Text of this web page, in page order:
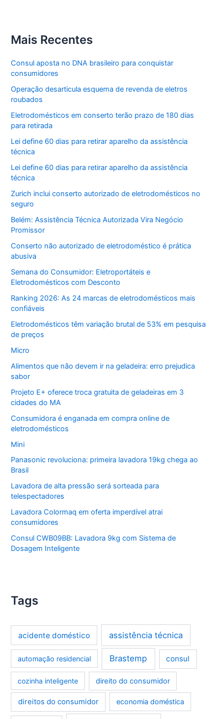
Mais Recentes
Consul aposta no DNA brasileiro para conquistar
consumidores
Operação desarticula esquema de revenda de eletros
roubados
Eletrodomésticos em conserto terão prazo de 180 dias
para retirada
Lei define 60 dias para retirar aparelho da assistência
técnica
Lei define 60 dias para retirar aparelho da assistência
técnica
Zurich inclui conserto autorizado de eletrodomésticos no
seguro
Belém: Assistência Técnica Autorizada Vira Negócio
Promissor
Conserto não autorizado de eletrodoméstico é prática
abusiva
Semana do Consumidor: Eletroportáteis e
Eletrodomésticos com Desconto
Ranking 2026: As 24 marcas de eletrodomésticos mais
confiáveis
Eletrodomésticos têm variação brutal de 53% em pesquisa
de preços
Micro
Alimentos que não devem ir na geladeira: erro prejudica
sabor
Projeto E+ oferece troca gratuita de geladeiras em 3
cidades do MA
Consumidora é enganada em compra online de
eletrodomésticos
Mini
Panasonic revoluciona: primeira lavadora 19kg chega ao
Brasil
Lavadora de alta pressão será sorteada para
telespectadores
Lavadora Colormaq em oferta imperdível atrai
consumidores
Consul CWB09BB: Lavadora 9kg com Sistema de
Dosagem Inteligente
Tags
acidente doméstico assistência técnica
automação residencial Brastemp consul
cozinha inteligente direito do consumidor
direitos do consumidor economia doméstica